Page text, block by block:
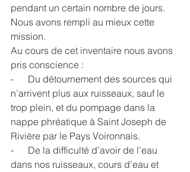
pendant un certain nombre de jours.
Nous avons rempli au mieux cette
mission.
Au cours de cet inventaire nous avons
pris conscience :
-      Du détournement des sources qui
n’arrivent plus aux ruisseaux, sauf le
trop plein, et du pompage dans la
nappe phréatique à Saint Joseph de
Rivière par le Pays Voironnais.
-      De la difficulté d’avoir de l’eau
dans nos ruisseaux, cours d’eau et